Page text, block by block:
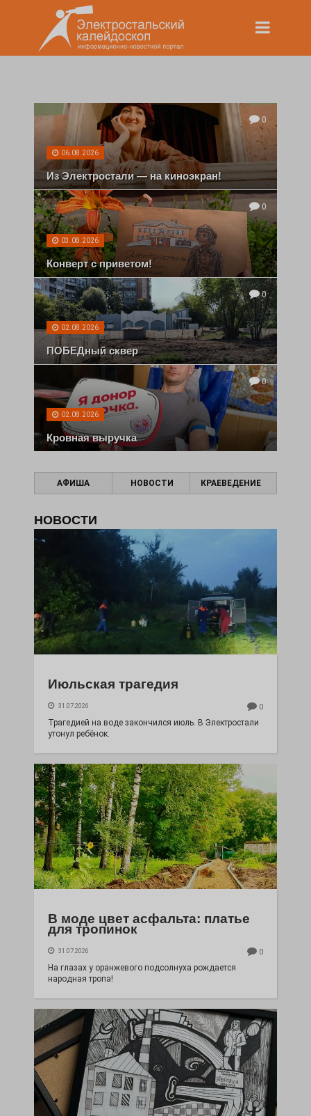
0
06.08.2026
Из Электростали — на киноэкран!
0
03.08.2026
Конверт с приветом!
0
02.08.2026
ПОБЕДный сквер
0
02.08.2026
Кровная выручка
АФИША НОВОСТИ КРАЕВЕДЕНИЕ
НОВОСТИ
Июльская трагедия
31.07.2026 0
Трагедией на воде закончился июль. В Электростали
утонул ребёнок.
В моде цвет асфальта: платье
для тропинок
31.07.2026 0
На глазах у оранжевого подсолнуха рождается
народная тропа!